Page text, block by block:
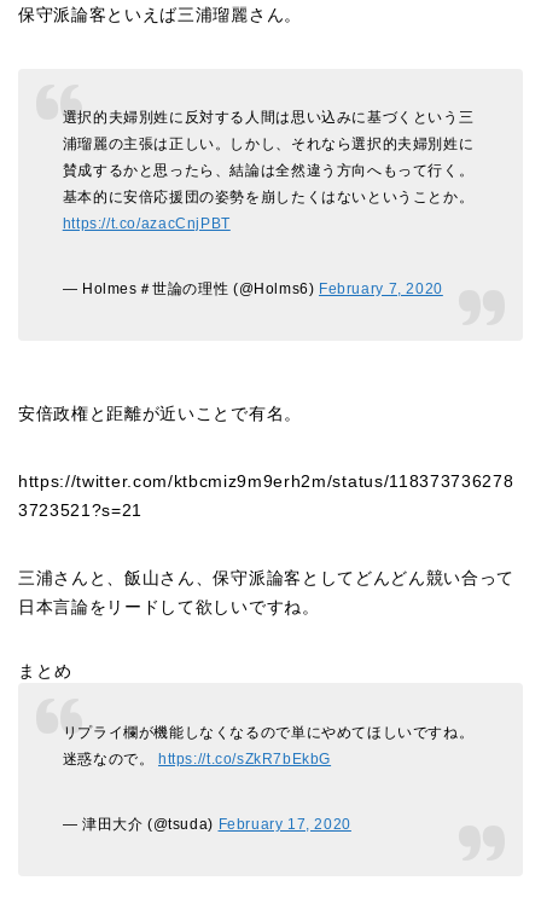
保守派論客といえば三浦瑠麗さん。
選択的夫婦別姓に反対する人間は思い込みに基づくという三
浦瑠麗の主張は正しい。しかし、それなら選択的夫婦別姓に
賛成するかと思ったら、結論は全然違う方向へもって行く。
基本的に安倍応援団の姿勢を崩したくはないということか。
https://t.co/azacCnjPBT
— Holmes＃世論の理性 (@Holms6) February 7, 2020
安倍政権と距離が近いことで有名。
https://twitter.com/ktbcmiz9m9erh2m/status/118373736278
3723521?s=21
三浦さんと、飯山さん、保守派論客としてどんどん競い合って
日本言論をリードして欲しいですね。
まとめ
リプライ欄が機能しなくなるので単にやめてほしいですね。
迷惑なので。https://t.co/sZkR7bEkbG
— 津田大介 (@tsuda) February 17, 2020